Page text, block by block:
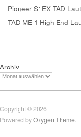
Pioneer S1EX TAD
TAD ME 1 High End
Archiv
Copyright © 2026
Powered byOxygen Theme